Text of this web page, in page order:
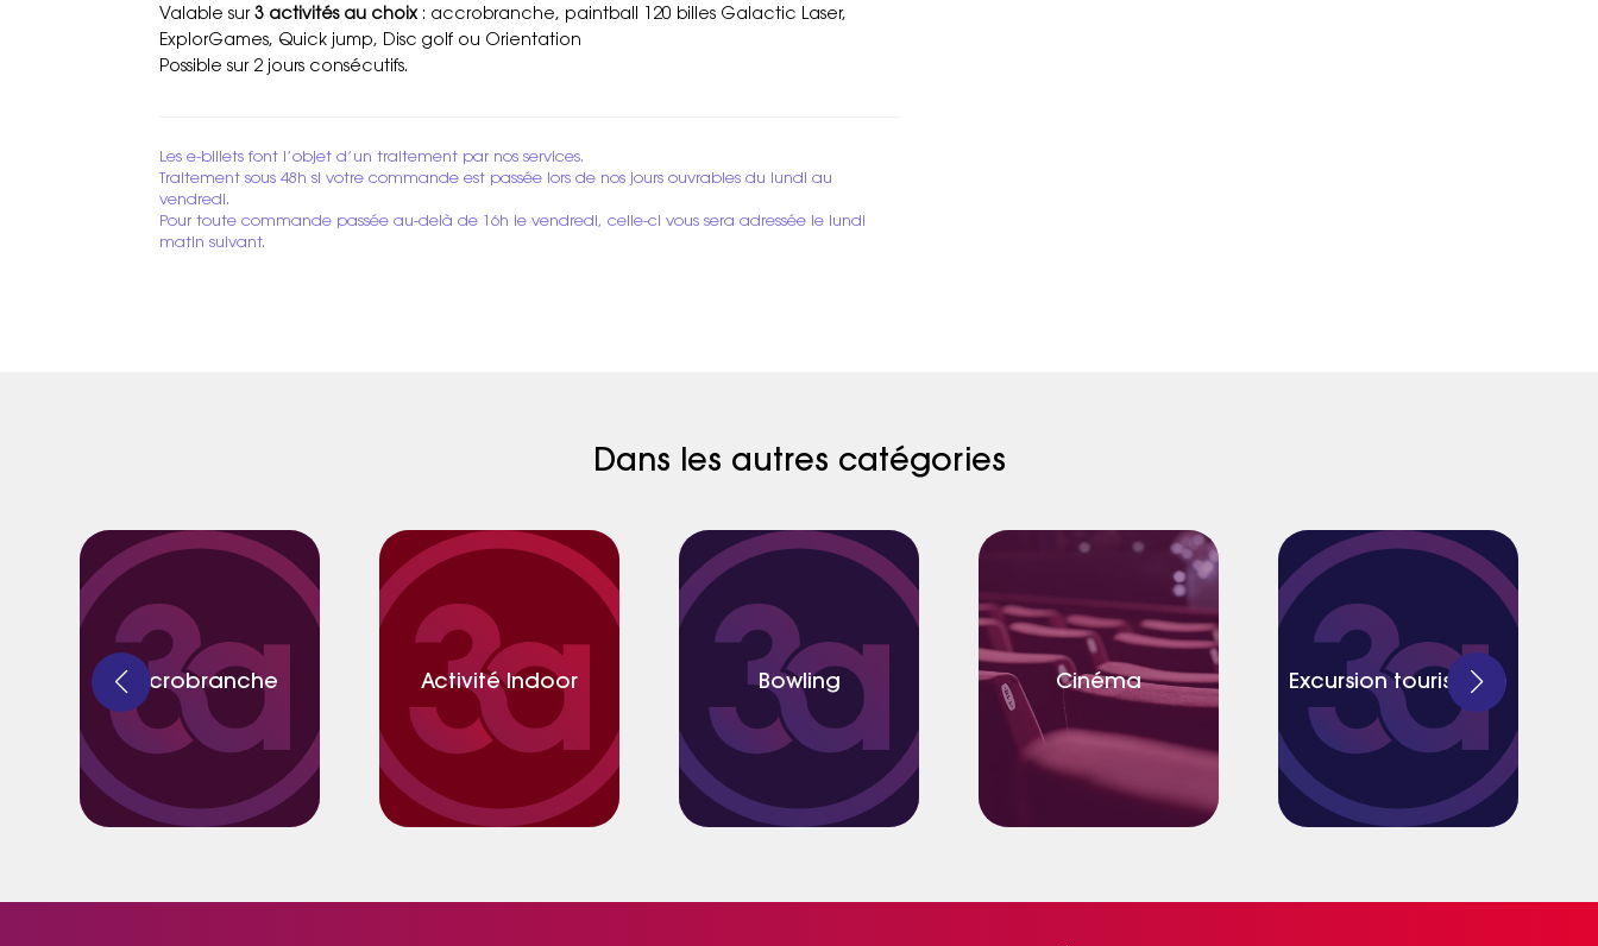
Valable sur3 activités au choix : accrobranche, paintball 120 billes Galactic Laser,
ExplorGames, Quick jump, Disc golf ou Orientation
Possible sur 2 jours consécutifs.
Les e-billets font l’objet d’un traitement par nos services.
Traitement sous 48h si votre commande est passée lors de nos jours ouvrables du lundi au
vendredi.
Pour toute commande passée au-delà de 16h le vendredi, celle-ci vous sera adressée le lundi
matin suivant.
Dans les autres catégories
Accrobranche Activité Indoor Bowling Cinéma Excursion touristique